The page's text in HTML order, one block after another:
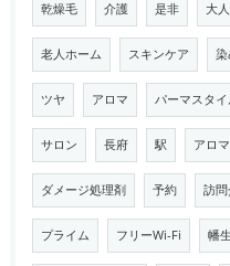
乾燥毛 介護 是非 大
老人ホーム スキンケア
ツヤ アロマ パーマスタ
サロン 長府 駅 アロ
ダメージ処理剤 予約 訪
プライム フリーWi-Fi 幡生